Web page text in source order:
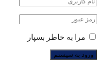
مرا به خاطر بسپار